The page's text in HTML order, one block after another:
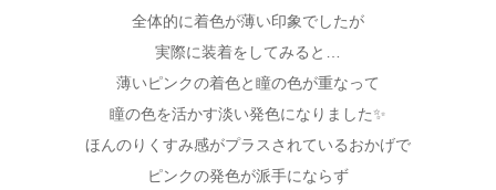
全体的に着色が薄い印象でしたが
実際に装着をしてみると…
薄いピンクの着色と瞳の色が重なって
瞳の色を活かす淡い発色になりました✨
ほんのりくすみ感がプラスされているおかげで
ピンクの発色が派手にならず